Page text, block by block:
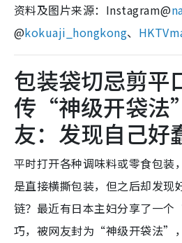
资料及图片来源：Instagram@
@kokuaji_hongkong、
包装袋切忌剪平
传“神级开袋法
友：发现自己好
平时打开各种调味料或零食包装
是直接横撕包装，但之后却发现
链？最近有日本主妇分享了一
巧，被网友封为“神级开袋法”